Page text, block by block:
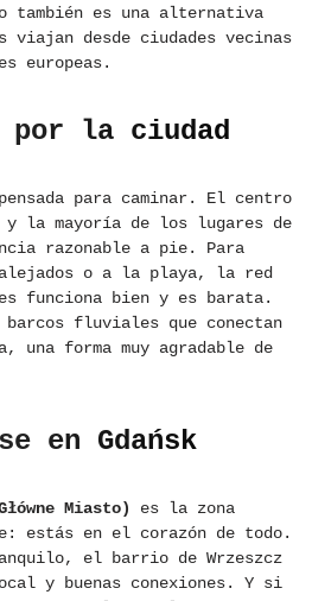
también es una alternativa
viajan desde ciudades vecinas
europeas.
por la ciudad
para caminar. El centro
y la mayoría de los lugares de
razonable a pie. Para
o a la playa, la red
funciona bien y es barata.
barcos fluviales que conectan
una forma muy agradable de
en Gdańsk
Miasto)
es la zona
estás en el corazón de todo.
el barrio de Wrzeszcz
y buenas conexiones. Y si